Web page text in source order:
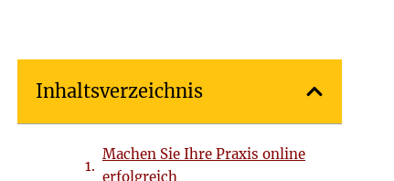
Inhaltsverzeichnis
Machen Sie Ihre Praxis online
erfolgreich